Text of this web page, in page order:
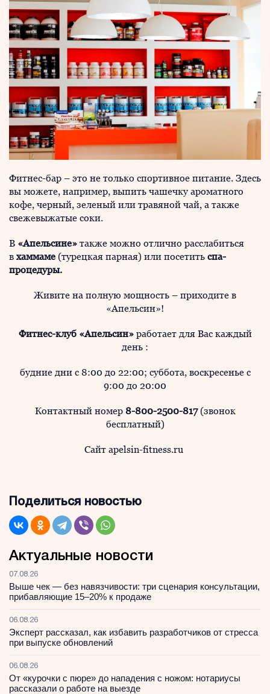
Фитнес-бар – это не только спортивное питание. Здесь
вы можете, например, выпить чашечку ароматного
кофе, черный, зеленый или травяной чай, а также
свежевыжатые соки.
В «Апельсине» также можно отлично расслабиться
в хаммаме (турецкая парная) или посетить спа-
процедуры.
Живите на полную мощность – приходите в
«Апельсин»!
Фитнес-клуб «Апельсин» работает для Вас каждый
день :
будние дни с 8:00 до 22:00; суббота, воскресенье с
9:00 до 20:00
Контактный номер 8-800-2500-817(звонок
бесплатный)
Сайт apelsin-fitness.ru
Поделиться новостью
Актуальные новости
07.08.26
Выше чек — без навязчивости: три сценария консультации,
прибавляющие 15–20% к продаже
06.08.26
Эксперт рассказал, как избавить разработчиков от стресса
при выпуске обновлений
06.08.26
От «курочки с пюре» до нападения с ножом: нотариусы
рассказали о работе на выезде